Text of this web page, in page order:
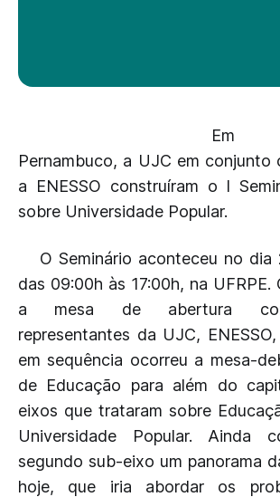
Em
Pernambuco, a UJC em conjunto
a ENESSO construíram o I
sobre Universidade Popular.
O Seminário aconteceu no
das 09:00h às 17:00h, na UFRPE.
a mesa de abertura
representantes da UJC,
em sequência ocorreu a mesa-
de Educação para além do
eixos que trataram sobre
Universidade Popular. Ainda
segundo sub-eixo um panorama
hoje, que iria abordar os